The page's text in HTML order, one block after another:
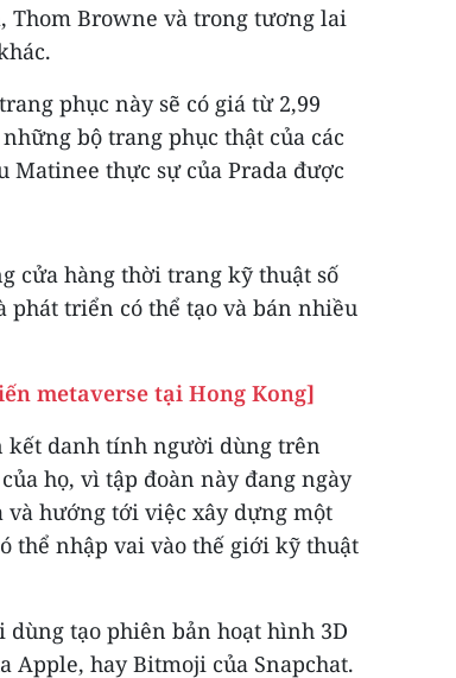
Thom Browne và trong tương lai
phục này sẽ có giá từ 2,99
bộ trang phục thật của các
Matinee thực sự của Prada được
cửa hàng thời trang kỹ thuật số
triển có thể tạo và bán nhiều
metaverse tại Hong Kong]
kết danh tính người dùng trên
họ, vì tập đoàn này đang ngày
và hướng tới việc xây dựng một
thể nhập vai vào thế giới kỹ thuật
tạo phiên bản hoạt hình 3D
hay Bitmoji của Snapchat.